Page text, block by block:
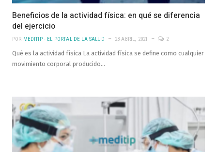
Beneficios de la actividad física: en qué se diferencia
del ejercicio
POR MEDITIP - EL PORTAL DE LA SALUD 28 ABRIL, 2021 2
Qué es la actividad física La actividad física se define como cualquier
movimiento corporal producido…